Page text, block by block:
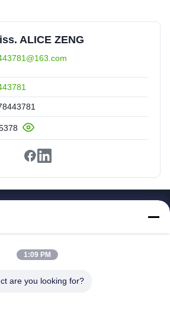
ALICE ZENG
Dom
O Nas
Zwiedzanie Fabryki
1:09 PM
are you looking for?